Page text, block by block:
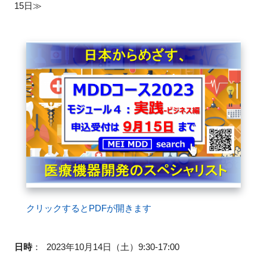
閉じる
15日≫
クリックするとPDFが開きます
日時： 2023年10月14日（土）9:30-17:00